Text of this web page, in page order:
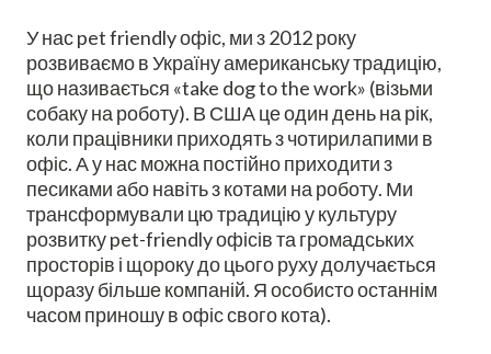
У нас pet friendly офіс, ми з 2012 року
розвиваємо в Україну американську традицію,
що називається «take dog to the work» (візьми
собаку на роботу). В США це один день на рік,
коли працівники приходять з чотирилапими в
офіс. А у нас можна постійно приходити з
песиками або навіть з котами на роботу. Ми
трансформували цю традицію у культуру
розвитку pet-friendly офісів та громадських
просторів і щороку до цього руху долучається
щоразу більше компаній. Я особисто останнім
часом приношу в офіс свого кота).